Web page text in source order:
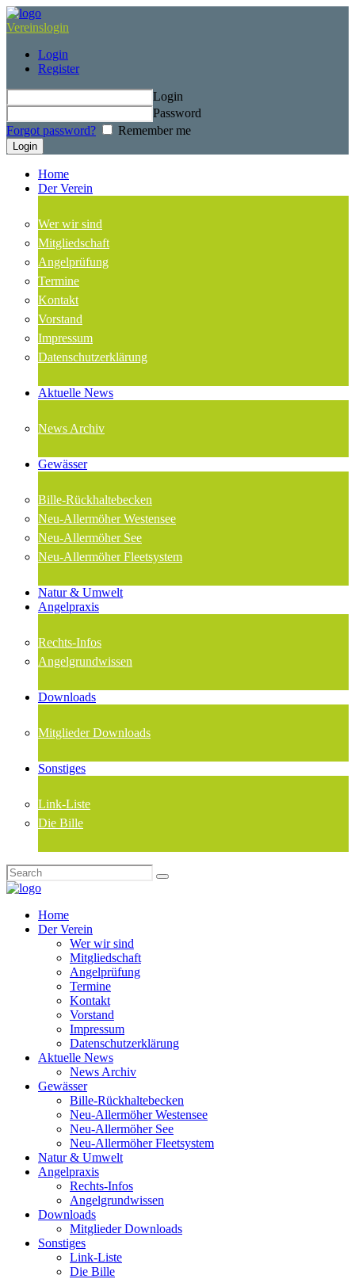
Vereinslogin
Login
Register
Login
Password
Forgot password?
Remember me
Home
Der Verein
Wer wir sind
Mitgliedschaft
Angelprüfung
Termine
Kontakt
Vorstand
Impressum
Datenschutzerklärung
Aktuelle News
News Archiv
Gewässer
Bille-Rückhaltebecken
Neu-Allermöher Westensee
Neu-Allermöher See
Neu-Allermöher Fleetsystem
Natur & Umwelt
Angelpraxis
Rechts-Infos
Angelgrundwissen
Downloads
Mitglieder Downloads
Sonstiges
Link-Liste
Die Bille
Home
Der Verein
Wer wir sind
Mitgliedschaft
Angelprüfung
Termine
Kontakt
Vorstand
Impressum
Datenschutzerklärung
Aktuelle News
News Archiv
Gewässer
Bille-Rückhaltebecken
Neu-Allermöher Westensee
Neu-Allermöher See
Neu-Allermöher Fleetsystem
Natur & Umwelt
Angelpraxis
Rechts-Infos
Angelgrundwissen
Downloads
Mitglieder Downloads
Sonstiges
Link-Liste
Die Bille